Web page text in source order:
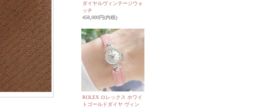
ダイヤルヴィンテージウォ
ッチ
458,000円(内税)
ROLEX ロレックス ホワイ
トゴールドダイヤ ヴィン